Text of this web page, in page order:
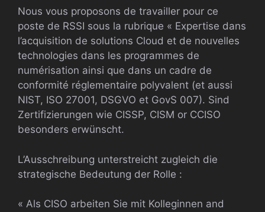
Nous vous proposons de travailler pour ce
poste de RSSI sous la rubrique « Expertise dans
l’acquisition de solutions Cloud et de nouvelles
technologies dans les programmes de
numérisation ainsi que dans un cadre de
conformité réglementaire polyvalent (et aussi
NIST, ISO 27001, DSGVO et GovS 007). Sind
Zertifizierungen wie CISSP, CISM or CCISO
besonders erwünscht.
L’Ausschreibung unterstreicht zugleich die
strategische Bedeutung der Rolle :
« Als CISO arbeiten Sie mit Kolleginnen and